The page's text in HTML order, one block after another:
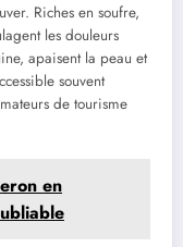
Riches en soufre,
les douleurs
apaisent la peau et
souvent
de tourisme
en